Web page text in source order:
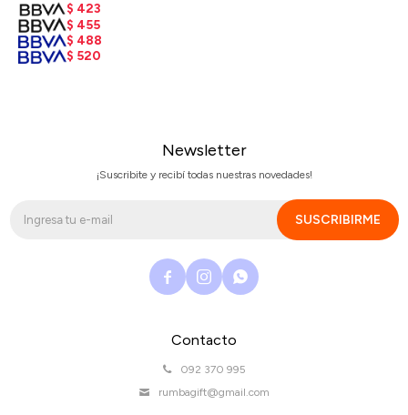
$ 423
$ 455
$ 488
$ 520
Contacto
092 370 995
rumbagift@gmail.com
Newsletter
¡Suscribite y recibí todas nuestras novedades!
SUSCRIBIRME
  